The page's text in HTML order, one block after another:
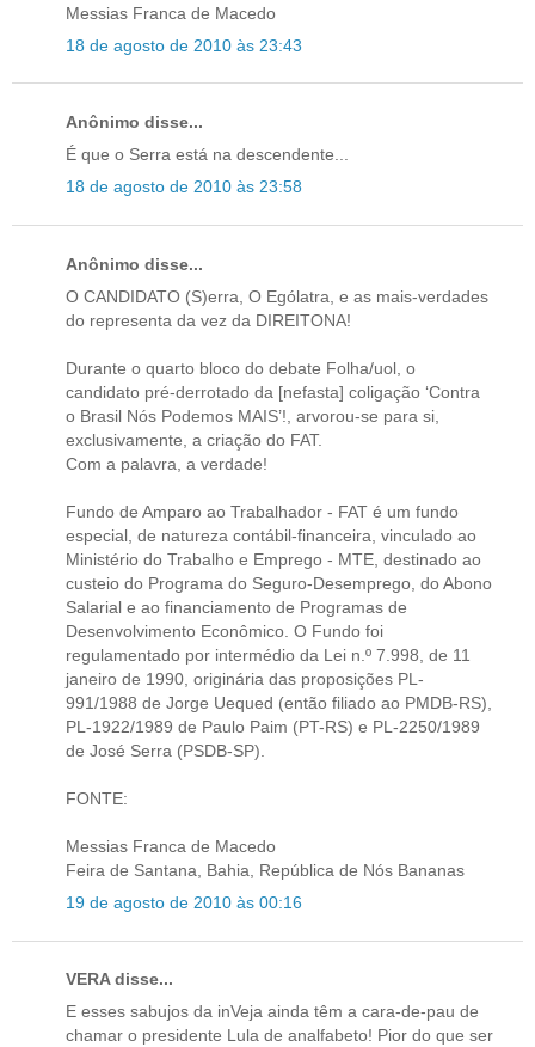
Messias Franca de Macedo
18 de agosto de 2010 às 23:43
Anônimo disse...
É que o Serra está na descendente...
18 de agosto de 2010 às 23:58
Anônimo disse...
O CANDIDATO (S)erra, O Ególatra, e as mais-verdades
do representa da vez da DIREITONA!
Durante o quarto bloco do debate Folha/uol, o
candidato pré-derrotado da [nefasta] coligação ‘Contra
o Brasil Nós Podemos MAIS’!, arvorou-se para si,
exclusivamente, a criação do FAT.
Com a palavra, a verdade!
Fundo de Amparo ao Trabalhador - FAT é um fundo
especial, de natureza contábil-financeira, vinculado ao
Ministério do Trabalho e Emprego - MTE, destinado ao
custeio do Programa do Seguro-Desemprego, do Abono
Salarial e ao financiamento de Programas de
Desenvolvimento Econômico. O Fundo foi
regulamentado por intermédio da Lei n.º 7.998, de 11
janeiro de 1990, originária das proposições PL-
991/1988 de Jorge Uequed (então filiado ao PMDB-RS),
PL-1922/1989 de Paulo Paim (PT-RS) e PL-2250/1989
de José Serra (PSDB-SP).
FONTE:
Messias Franca de Macedo
Feira de Santana, Bahia, República de Nós Bananas
19 de agosto de 2010 às 00:16
VERA disse...
E esses sabujos da inVeja ainda têm a cara-de-pau de
chamar o presidente Lula de analfabeto! Pior do que ser